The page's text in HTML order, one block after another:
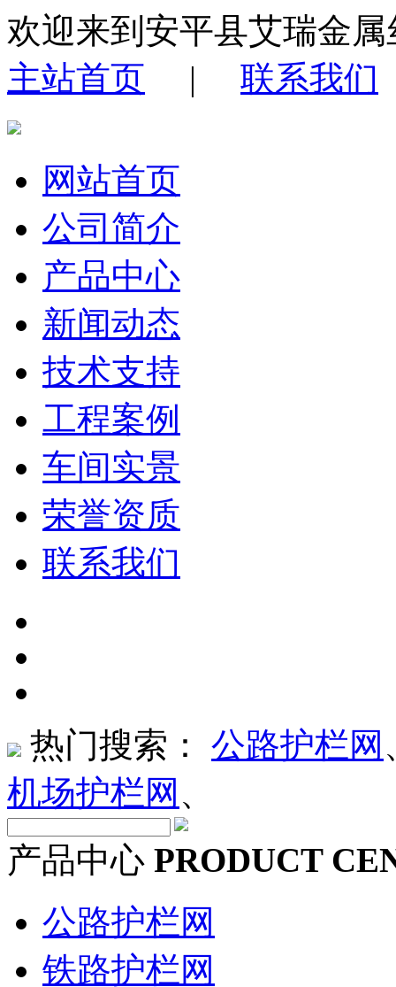
欢迎来到安平县艾瑞金
主站首页 | 联系我们
网站首页
公司简介
产品中心
新闻动态
技术支持
工程案例
车间实景
荣誉资质
联系我们
热门搜索： 公路护栏网
机场护栏网 、
产品中心 PRODUCT
公路护栏网
铁路护栏网